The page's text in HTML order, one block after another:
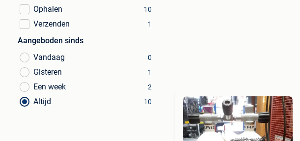
Ophalen
10
Verzenden 1
Aangeboden sinds
Vandaag
0
Gisteren 1
Een week 2
Altijd 10